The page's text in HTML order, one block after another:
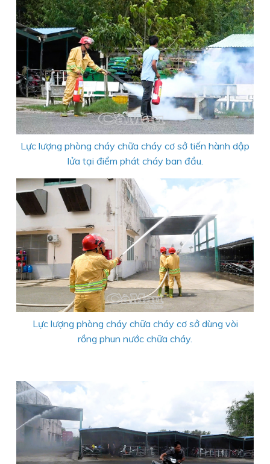
Lực lượng phòng cháy chữa cháy cơ sở tiến hành dập
lửa tại điểm phát cháy ban đầu.
Lực lượng phòng cháy chữa cháy cơ sở dùng vòi
rồng phun nước chữa cháy.